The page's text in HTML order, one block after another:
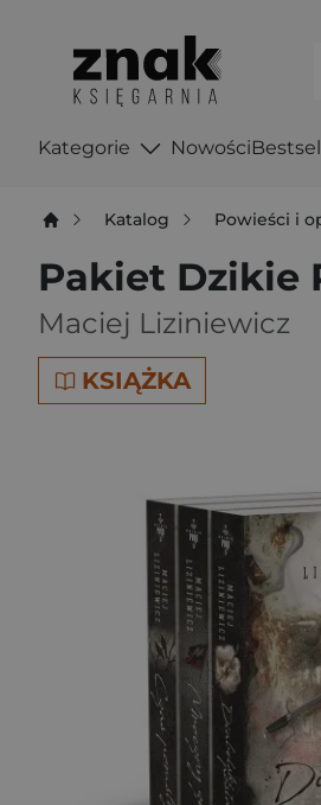
Kategorie Nowości
Katalog Powieści i
Pakiet Dzikie
Maciej Liziniewicz
KSIĄŻKA